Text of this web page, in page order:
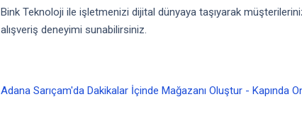
Bink Teknoloji ile işletmenizi dijital dünyaya taşıyarak
alışveriş deneyimi sunabilirsiniz.
Adana Sarıçam'da Dakikalar İçinde Mağazanı Oluştur - Kapında